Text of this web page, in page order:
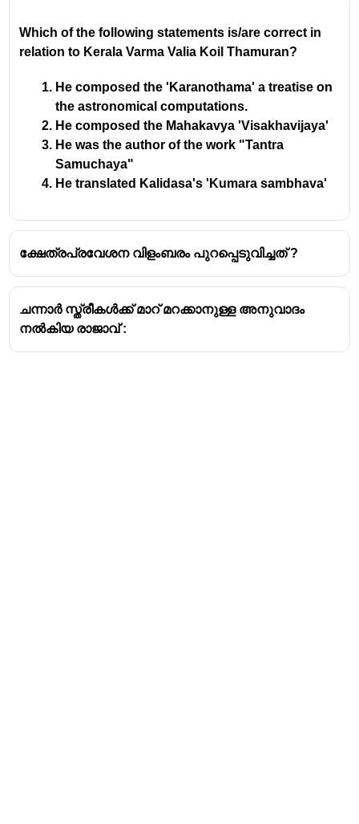
Which of the following statements is/are correct in
relation to Kerala Varma Valia Koil Thamuran?
He composed the 'Karanothama' a treatise on
the astronomical computations.
He composed the Mahakavya 'Visakhavijaya'
He was the author of the work "Tantra
Samuchaya"
He translated Kalidasa's 'Kumara sambhava'
ക്ഷേത്രപ്രവേശന വിളംബരം പുറപ്പെടുവിച്ചത് ?
ചന്നാർ സ്ത്രീകൾക്ക് മാറ് മറക്കാനുള്ള അനുവാദം
നൽകിയ രാജാവ് :